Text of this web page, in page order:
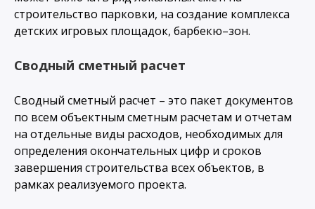
строительство парковки, на создание комплекса
детских игровых площадок, барбекю–зон.
Сводный сметный расчет
Сводный сметный расчет – это пакет документов
по всем объектным сметным расчетам и отчетам
на отдельные виды расходов, необходимых для
определения окончательных цифр и сроков
завершения строительства всех объектов, в
рамках реализуемого проекта.